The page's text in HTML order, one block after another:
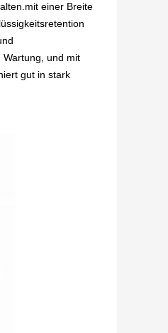
einer Breite
und mit
gut in stark